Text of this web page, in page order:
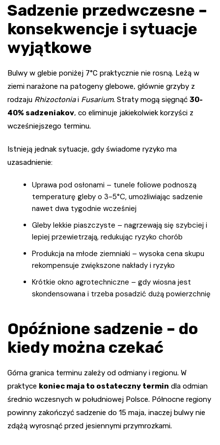
Sadzenie przedwczesne –
konsekwencje i sytuacje
wyjątkowe
Bulwy w glebie poniżej 7°C praktycznie nie rosną. Leżą w
ziemi narażone na patogeny glebowe, głównie grzyby z
rodzaju Rhizoctoniai Fusarium. Straty mogą sięgnąć 30-
40% sadzeniakov, co eliminuje jakiekolwiek korzyści z
wcześniejszego terminu.
Istnieją jednak sytuacje, gdy świadome ryzyko ma
uzasadnienie:
Uprawa pod osłonami – tunele foliowe podnoszą
temperaturę gleby o 3-5°C, umożliwiając sadzenie
nawet dwa tygodnie wcześniej
Gleby lekkie piaszczyste – nagrzewają się szybciej i
lepiej przewietrzają, redukując ryzyko chorób
Produkcja na młode ziemniaki – wysoka cena skupu
rekompensuje zwiększone nakłady i ryzyko
Krótkie okno agrotechniczne – gdy wiosna jest
skondensowana i trzeba posadzić dużą powierzchnię
Opóźnione sadzenie – do
kiedy można czekać
Górna granica terminu zależy od odmiany i regionu. W
praktyce koniec maja to ostateczny termin dla odmian
średnio wczesnych w południowej Polsce. Północne regiony
powinny zakończyć sadzenie do 15 maja, inaczej bulwy nie
zdążą wyrosnąć przed jesiennymi przymrozkami.